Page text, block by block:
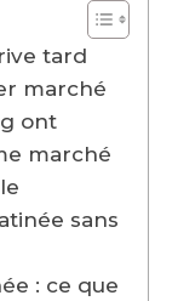
tard
marché
ont
marché
sans
: ce que